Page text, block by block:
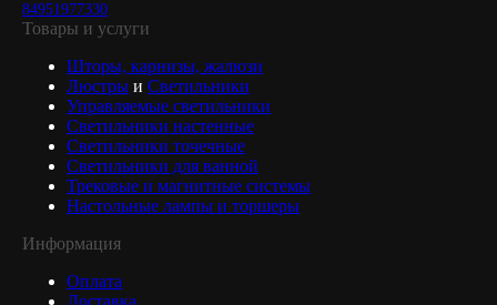
84951977330
Товары и услуги
Шторы, карнизы, жалюзи
Люстры и Светильники
Управляемые светильники
Светильники настенные
Светильники точечные
Светильники для ванной
Трековые и магнитные системы
Настольные лампы и торшеры
Информация
Оплата